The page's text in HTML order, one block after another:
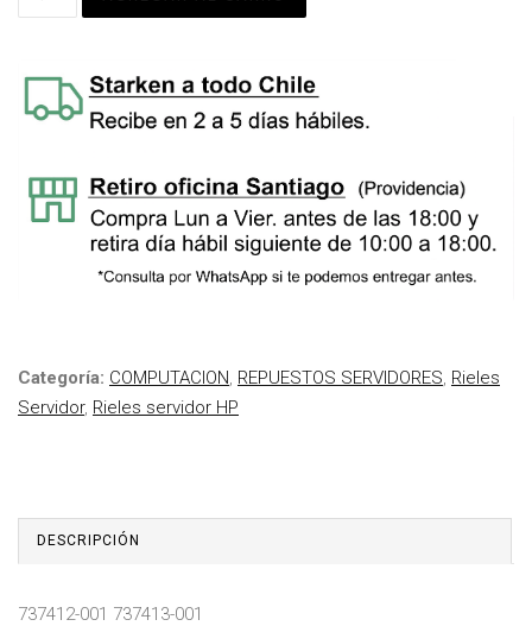
Categoría: COMPUTACION, REPUESTOS SERVIDORES, Rieles
Servidor, Rieles servidor HP
DESCRIPCIÓN
737412-001 737413-001